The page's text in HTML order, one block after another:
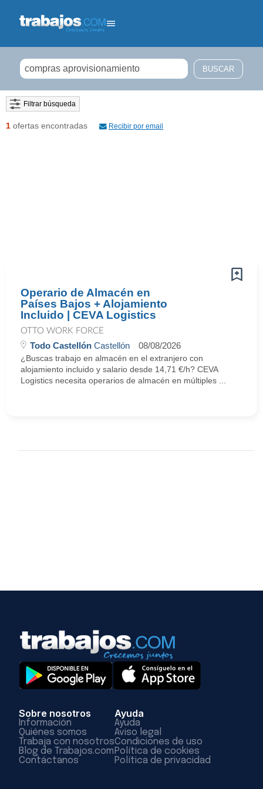
Filtrar búsqueda
1 ofertas encontradas Recibir por email
Operario de Almacén en
Países Bajos + Alojamiento
Incluido | CEVA Logistics
OTTO WORK FORCE
Todo Castellón Castellón 08/08/2026
¿Buscas trabajo en almacén en el extranjero con
alojamiento incluido y salario desde 14,71 €/h? CEVA
Logistics necesita operarios de almacén en múltiples ...
Sobre nosotros
Información
Quiénes somos
Trabaja con nosotros
Blog de Trabajos.com
Contáctanos
Ayuda
Ayuda
Aviso legal
Condiciones de uso
Política de cookies
Política de privacidad